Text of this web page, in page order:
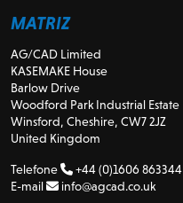
MATRIZ
AG/CAD Limited
KASEMAKE House
Barlow Drive
Woodford Park Industrial Estate
Winsford, Cheshire, CW7 2JZ
United Kingdom
Telefone
+44 (0)1606 863344
E-mail
info@agcad.co.uk